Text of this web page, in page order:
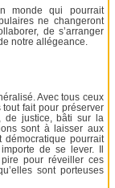
monde qui pourrait
ne changeront
de s’arranger
notre allégeance.
Avec tous ceux
fait pour préserver
de justice, bâti sur la
sont à laisser aux
démocratique pourrait
de se lever. Il
pour réveiller ces
sont porteuses